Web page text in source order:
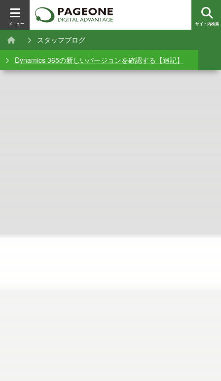
メニュー サイト内検索
スタッフブログ
Dynamics 365の新しいバージョンを確認する【追記】